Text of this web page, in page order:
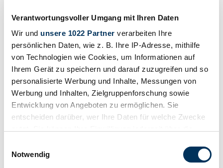
Verantwortungsvoller Umgang mit Ihren Daten
Wir und unsere 1022 Partner verarbeiten Ihre
persönlichen Daten, wie z. B. Ihre IP-Adresse, mithilfe
von Technologien wie Cookies, um Informationen auf
Ihrem Gerät zu speichern und darauf zuzugreifen und so
personalisierte Werbung und Inhalte, Messungen von
Werbung und Inhalten, Zielgruppenforschung sowie
Entwicklung von Angeboten zu ermöglichen. Sie
entscheiden darüber, wer Ihre Daten für welche Zwecke
Trigger Symbol ändern oder widerrufen
Notwendig
/12
1974 | Triumph Stag
Very tidy and solid Mk II Stag
$36,201